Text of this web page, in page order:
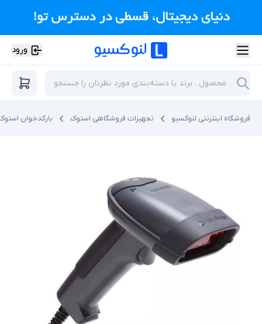
ورود
فروشگاه اینترنتی لنوکسیو تجهیزات فروشگاهی استوک بارکدخوان